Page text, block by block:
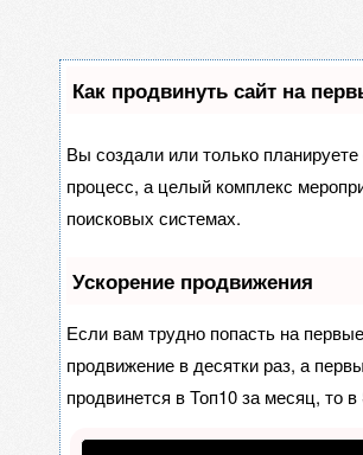
Как продвинуть сайт на
Вы создали или только планируете
процесс, а целый комплекс
поисковых системах.
Ускорение продвижения
Если вам трудно попасть на
продвижение в десятки раз, а
продвинется в Топ10 за месяц, то в